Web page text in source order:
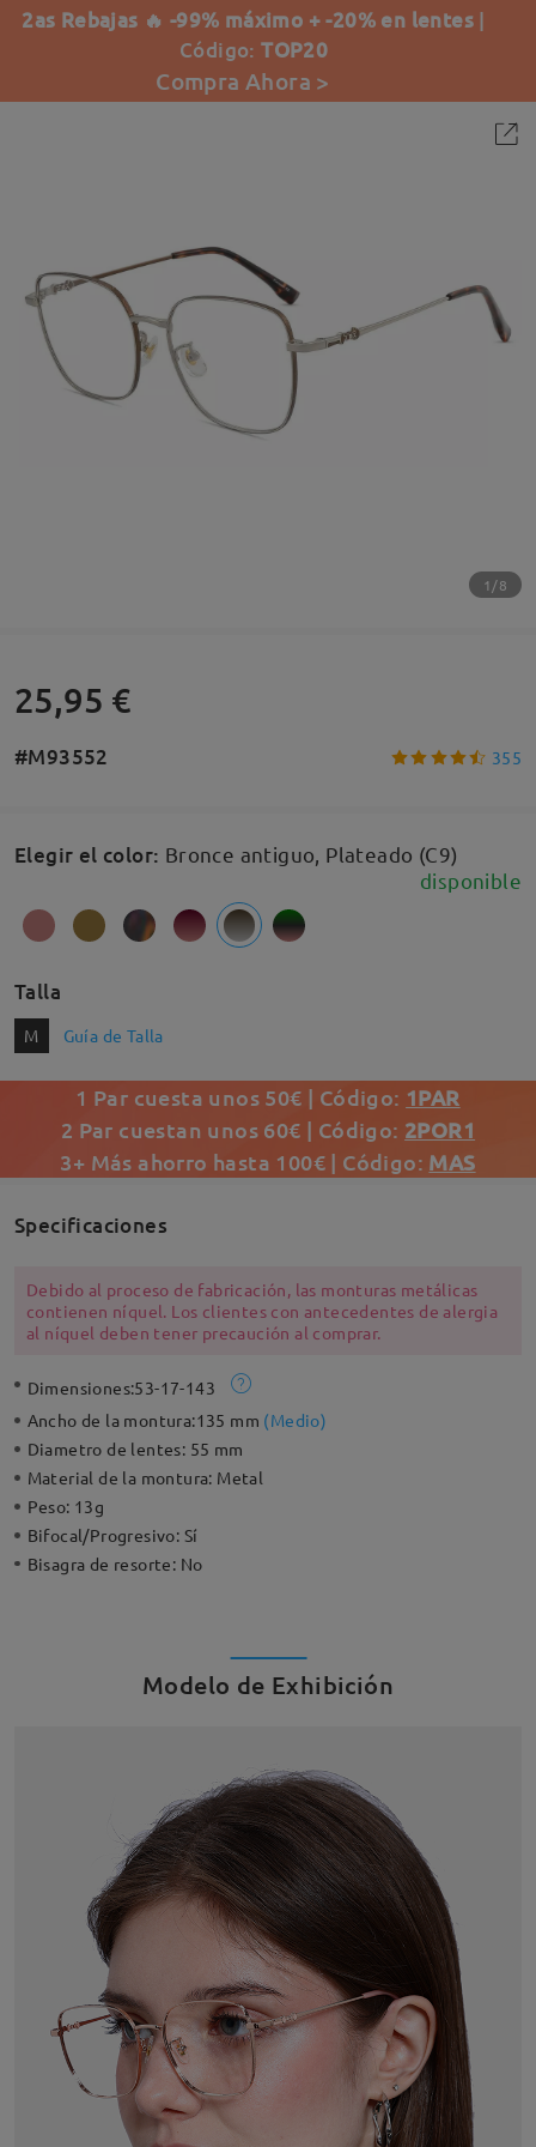
2as Rebajas 🔥 -99% máximo + -20% en lentes |
Código:TOP20
Compra Ahora >
1/8
25,95 €
#M93552 355
Elegir el color: Bronce antiguo, Plateado (C9)
disponible
Talla
M Guía de Talla
1 Par cuesta unos 50€ | Código: 1PAR
2 Par cuestan unos 60€ | Código: 2POR1
3+ Más ahorro hasta 100€ | Código: MAS
Specificaciones
Debido al proceso de fabricación, las monturas metálicas
contienen níquel. Los clientes con antecedentes de alergia
al níquel deben tener precaución al comprar.
Dimensiones:53-17-143
Ancho de la montura:135 mm (Medio)
Diametro de lentes: 55 mm
Material de la montura: Metal
Peso: 13g
Bifocal/Progresivo: Sí
Bisagra de resorte: No
Modelo de Exhibición